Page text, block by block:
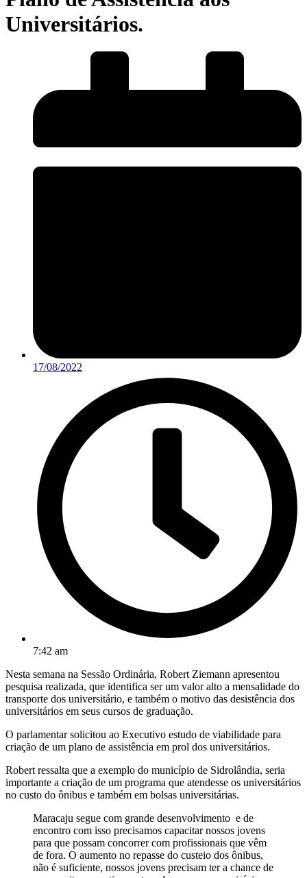
Universitários.
17/08/2022
7:42 am
Nesta semana na Sessão Ordinária, Robert Ziemann apresentou
pesquisa realizada, que identifica ser um valor alto a mensalidade do
transporte dos universitário, e também o motivo das desistência dos
universitários em seus cursos de graduação.
O parlamentar solicitou ao Executivo estudo de viabilidade para
criação de um plano de assistência em prol dos universitários.
Robert ressalta que a exemplo do município de Sidrolândia, seria
importante a criação de um programa que atendesse os universitários
no custo do ônibus e também em bolsas universitárias.
Maracaju segue com grande desenvolvimento e de
encontro com isso precisamos capacitar nossos jovens
para que possam concorrer com profissionais que vêm
de fora. O aumento no repasse do custeio dos ônibus,
não é suficiente, nossos jovens precisam ter a chance de